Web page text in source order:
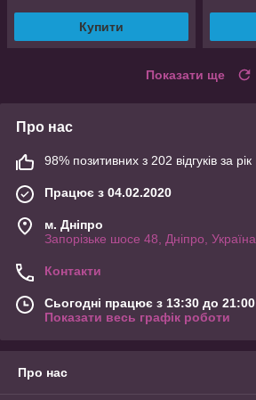
Купити
Показати ще
Про нас
98% позитивних з 202 відгуків за рік
Працює з 04.02.2020
м. Дніпро
Запорізьке шосе 48, Дніпро, Україна
Контакти
Сьогодні працює з 13:30 до 21:00
Показати весь графік роботи
Про нас